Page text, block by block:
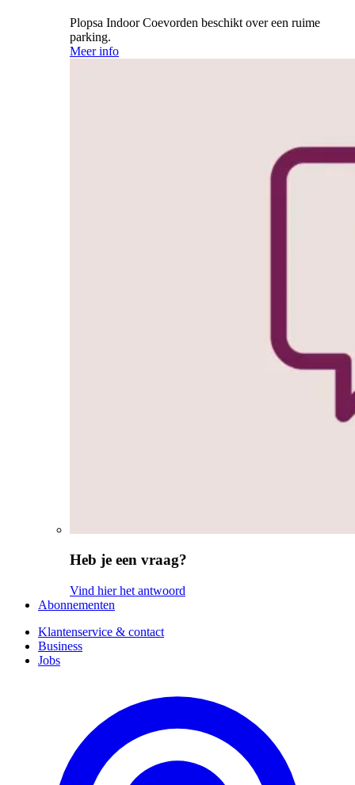
Plopsa Indoor Coevorden beschikt over een ruime
parking.
Meer info
Heb je een vraag?
Vind hier het antwoord
Abonnementen
Klantenservice & contact
Business
Jobs